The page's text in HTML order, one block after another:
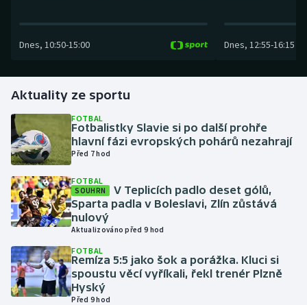
Gymnastika
Házená
Jezdectví
Judo
Krasobruslení
Lezení
Lyže a snowboard
Dnes, 10:50-15:00 Dnes, 12:55-16:15
Aktuality ze sportu
FOTBAL
Fotbalistky Slavie si po další prohře
hlavní fázi evropských pohárů nezahrají
Před 7 hod
FOTBAL
SOUHRN
V Teplicích padlo deset gólů,
Sparta padla v Boleslavi, Zlín zůstává
nulový
Aktualizováno před 9 hod
FOTBAL
Remíza 5:5 jako šok a porážka. Kluci si
spoustu věcí vyříkali, řekl trenér Plzně
Hyský
Před 9 hod